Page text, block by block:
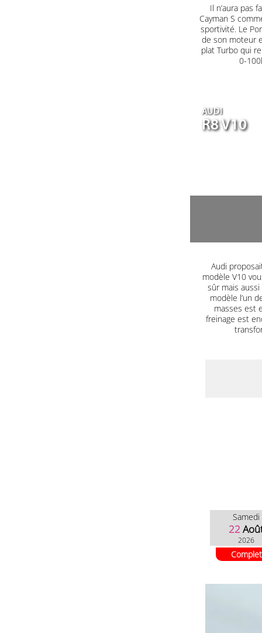
Il n’aura pas
Cayman S
sportivité. Le
de son moteur
plat Turbo qui
0-
AUDI
R8 V10
Audi
modèle V10
sûr mais
modèle l’un
masses est
freinage est
Samedi
22
2026
Complet